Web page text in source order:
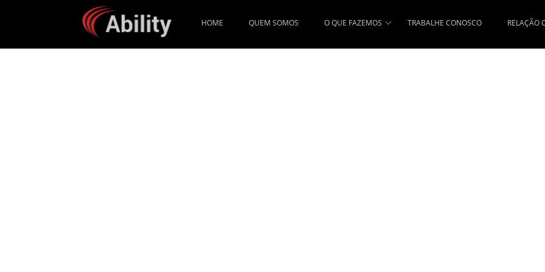
HOME QUEM SOMOS O QUE FAZEMOS TRABALHE CONOSCO RELAÇÃO